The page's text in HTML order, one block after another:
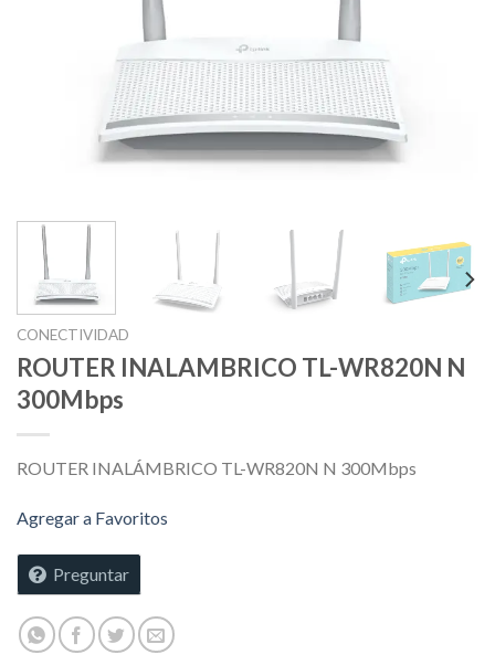
CONECTIVIDAD
ROUTER INALAMBRICO TL-WR820N N
300Mbps
ROUTER INALÁMBRICO TL-WR820N N 300Mbps
Agregar a Favoritos
Preguntar